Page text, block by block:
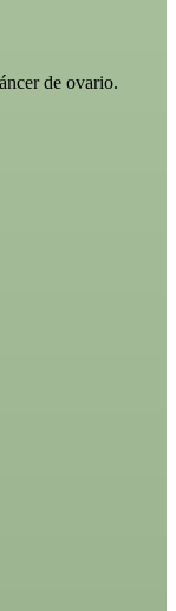
de ovario.